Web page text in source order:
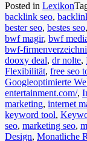
Posted in Lexikon
backlink seo,
bester seo, bestes seo,
bwf magir, bwf
bwf-
dooxy deal, dr nolte,
Flexibilität, free seo
Googleoptimierte
entertainment.com/,
marketing, internet
keyword tool,
seo, marketing seo,
Design, Monatliche